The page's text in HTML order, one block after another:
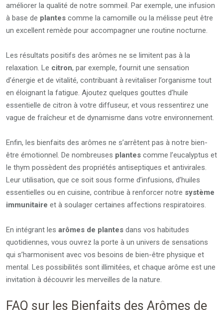
améliorer la qualité de notre sommeil. Par exemple, une infusion
à base de plantes comme la camomille ou la mélisse peut être
un excellent remède pour accompagner une routine nocturne.
Les résultats positifs des arômes ne se limitent pas à la
relaxation. Le citron, par exemple, fournit une sensation
d’énergie et de vitalité, contribuant à revitaliser l’organisme tout
en éloignant la fatigue. Ajoutez quelques gouttes d’huile
essentielle de citron à votre diffuseur, et vous ressentirez une
vague de fraîcheur et de dynamisme dans votre environnement.
Enfin, les bienfaits des arômes ne s’arrêtent pas à notre bien-
être émotionnel. De nombreuses plantes comme l’eucalyptus et
le thym possèdent des propriétés antiseptiques et antivirales.
Leur utilisation, que ce soit sous forme d’infusions, d’huiles
essentielles ou en cuisine, contribue à renforcer notre système
immunitaire et à soulager certaines affections respiratoires.
En intégrant les arômes de plantes dans vos habitudes
quotidiennes, vous ouvrez la porte à un univers de sensations
qui s’harmonisent avec vos besoins de bien-être physique et
mental. Les possibilités sont illimitées, et chaque arôme est une
invitation à découvrir les merveilles de la nature.
FAQ sur les Bienfaits des Arômes de